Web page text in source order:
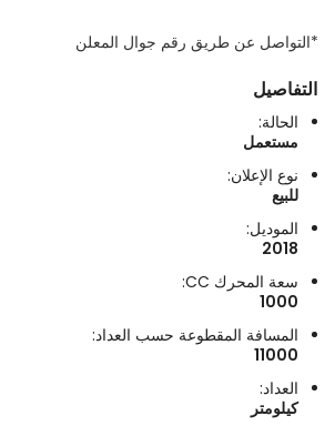
*التواصل عن طريق رقم جوال المعلن
التفاصيل
الحالة:
مستعمل
نوع الإعلان:
للبيع
الموديل:
2018
سعة المحرك CC:
1000
المسافة المقطوعة حسب العداد:
11000
العداد:
كيلومتر